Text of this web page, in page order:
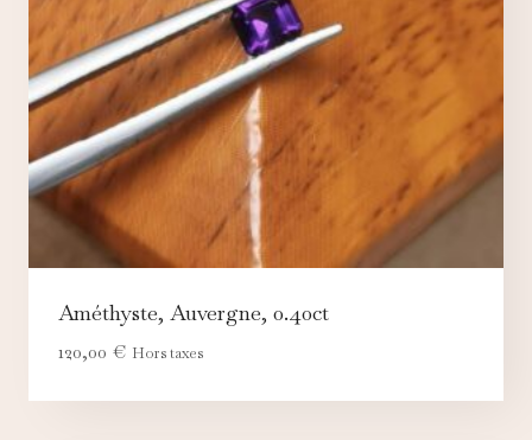
Améthyste, Auvergne, 0.40ct
120,00 € Hors taxes